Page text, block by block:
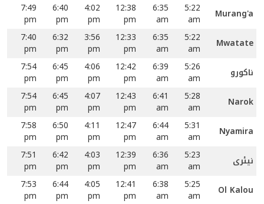
Murang'a
5:22
am
6:35
am
12:38
pm
4:02
pm
6:40
pm
7:49
pm
Mwatate
5:22
am
6:35
am
12:33
pm
3:56
pm
6:32
pm
7:40
pm
ناکورو
5:26
am
6:39
am
12:42
pm
4:06
pm
6:45
pm
7:54
pm
Narok
5:28
am
6:41
am
12:43
pm
4:07
pm
6:45
pm
7:54
pm
Nyamira
5:31
am
6:44
am
12:47
pm
4:11
pm
6:50
pm
7:58
pm
نیئری
5:23
am
6:36
am
12:39
pm
4:03
pm
6:42
pm
7:51
pm
Ol Kalou
5:25
am
6:38
am
12:41
pm
4:05
pm
6:44
pm
7:53
pm